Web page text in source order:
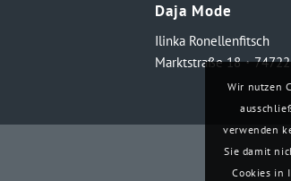
Daja Mode
Ilinka Ronellenfitsch
Marktstraße 18・
Wir nutzen
verwenden
Sie damit
Cookies in